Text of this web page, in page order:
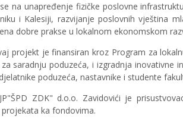
na unapređenje fizičke poslovne
i Kalesiji, razvijanje poslovnih vještina
dobre prakse u lokalnom ekonomskom
projekt je finansiran kroz Program za
saradnju poduzeća, i izgradnja inovativne
poduzeća, nastavnike i studente
ZDK" d.o.o. Zavidovići je
ka fondovima.